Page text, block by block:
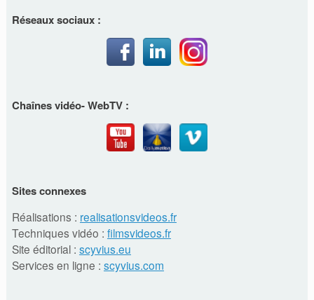
Réseaux sociaux :
Chaînes vidéo- WebTV :
Sites connexes
Réalisations : realisationsvideos.fr
Techniques vidéo : filmsvideos.fr
Site éditorial : scyvius.eu
Services en ligne : scyvius.com